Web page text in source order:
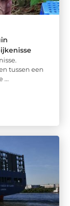
tussen een
...